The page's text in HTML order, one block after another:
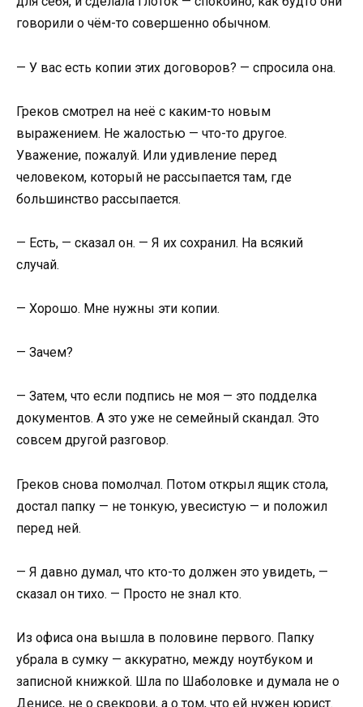
говорили о чём-то совершенно обычном.
— У вас есть копии этих договоров? — спросила она.
Греков смотрел на неё с каким-то новым
выражением. Не жалостью — что-то другое.
Уважение, пожалуй. Или удивление перед
человеком, который не рассыпается там, где
большинство рассыпается.
— Есть, — сказал он. — Я их сохранил. На всякий
случай.
— Хорошо. Мне нужны эти копии.
— Зачем?
— Затем, что если подпись не моя — это подделка
документов. А это уже не семейный скандал. Это
совсем другой разговор.
Греков снова помолчал. Потом открыл ящик стола,
достал папку — не тонкую, увесистую — и положил
перед ней.
— Я давно думал, что кто-то должен это увидеть, —
сказал он тихо. — Просто не знал кто.
Из офиса она вышла в половине первого. Папку
убрала в сумку — аккуратно, между ноутбуком и
записной книжкой. Шла по Шаболовке и думала не о
Денисе, не о свекрови, а о том, что ей нужен юрист.